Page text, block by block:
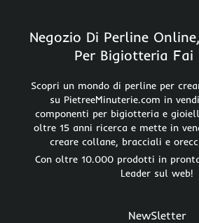
Negozio Di Perline
Per Bigiotteria Fai
Scopri un mondo di perline per
su PietreeMinuterie.com in
componenti per bigiotteria e
oltre 15 anni ricerca e mette in
creare collane, bracciali e
Con oltre 10.000 prodotti in
Leader sul web!
NewSletter